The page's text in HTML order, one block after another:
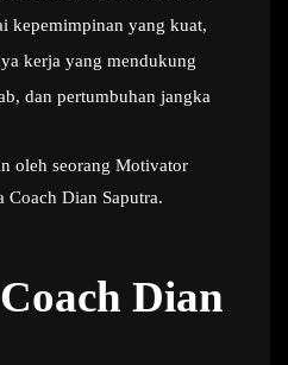
kepemimpinan yang kuat,
kerja yang mendukung
dan pertumbuhan jangka
oleh seorang Motivator
Coach Dian Saputra.
Dian